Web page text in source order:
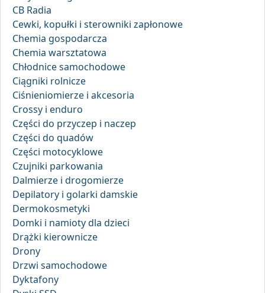
CB Radia
Cewki, kopułki i sterowniki zapłonowe
Chemia gospodarcza
Chemia warsztatowa
Chłodnice samochodowe
Ciągniki rolnicze
Ciśnieniomierze i akcesoria
Crossy i enduro
Części do przyczep i naczep
Części do quadów
Części motocyklowe
Czujniki parkowania
Dalmierze i drogomierze
Depilatory i golarki damskie
Dermokosmetyki
Domki i namioty dla dzieci
Drążki kierownicze
Drony
Drzwi samochodowe
Dyktafony